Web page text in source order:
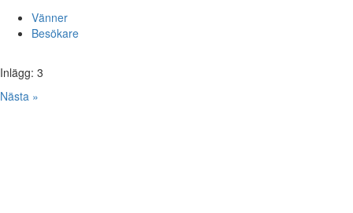
Vänner
Besökare
Inlägg: 3
Nästa »